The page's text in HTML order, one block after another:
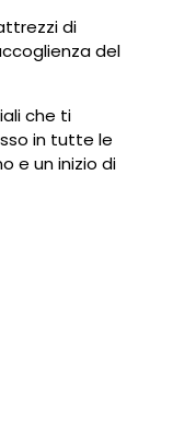
di
del
che ti
in tutte le
e un inizio di